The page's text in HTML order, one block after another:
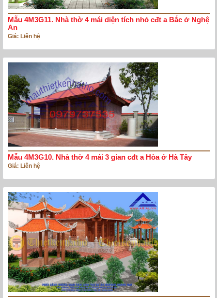
Mẫu 4M3G11. Nhà thờ 4 mái diện tích nhỏ cđt a Bắc ở Nghệ
An
Giá: Liên hệ
Mẫu 4M3G10. Nhà thờ 4 mái 3 gian cđt a Hòa ở Hà Tây
Giá: Liên hệ